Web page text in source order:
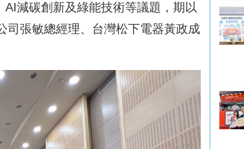
減碳創新及綠能技術等議題，期以
司張敏總經理、台灣松下電器黃政成